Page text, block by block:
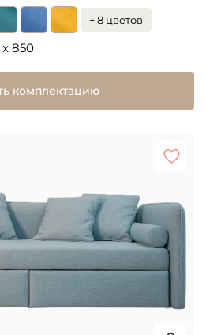
+ 8 цветов
x 850
комплектацию